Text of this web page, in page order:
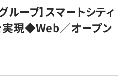
ループ】スマートシティ
実現◆Web／オープン